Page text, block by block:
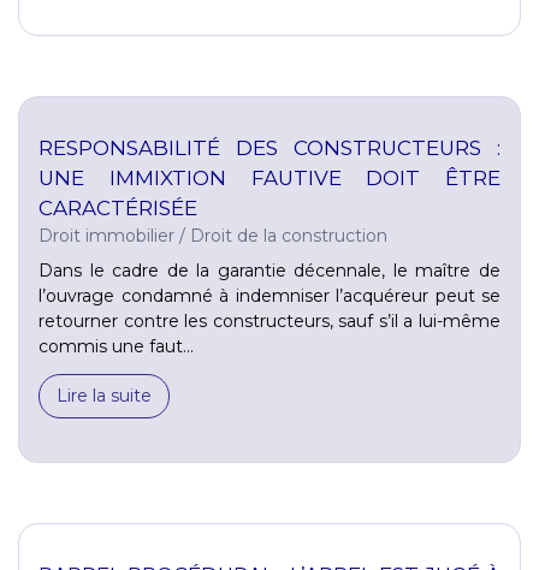
RESPONSABILITÉ DES CONSTRUCTEURS :
UNE IMMIXTION FAUTIVE DOIT ÊTRE
CARACTÉRISÉE
Droit immobilier / Droit de la construction
Dans le cadre de la garantie décennale, le maître de
l’ouvrage condamné à indemniser l’acquéreur peut se
retourner contre les constructeurs, sauf s’il a lui-même
commis une faut...
Lire la suite